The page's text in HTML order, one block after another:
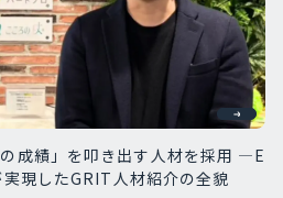
成績」を叩き出す人材を採用 —E
現したGRIT人材紹介の全貌